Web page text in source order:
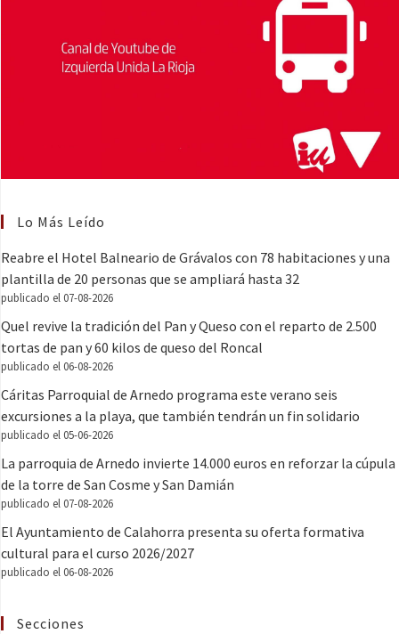
Lo Más Leído
Reabre el Hotel Balneario de Grávalos con 78 habitaciones y una
plantilla de 20 personas que se ampliará hasta 32
publicado el 07-08-2026
Quel revive la tradición del Pan y Queso con el reparto de 2.500
tortas de pan y 60 kilos de queso del Roncal
publicado el 06-08-2026
Cáritas Parroquial de Arnedo programa este verano seis
excursiones a la playa, que también tendrán un fin solidario
publicado el 05-06-2026
La parroquia de Arnedo invierte 14.000 euros en reforzar la cúpula
de la torre de San Cosme y San Damián
publicado el 07-08-2026
El Ayuntamiento de Calahorra presenta su oferta formativa
cultural para el curso 2026/2027
publicado el 06-08-2026
Secciones